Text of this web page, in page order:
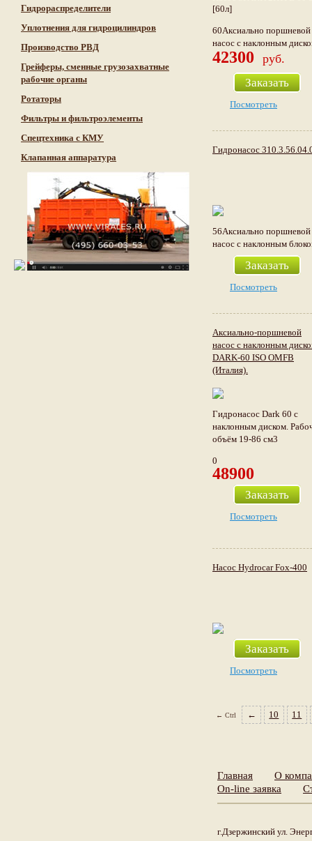
Гидрораспределители
Уплотнения для гидроцилиндров
Производство РВД
Грейферы, сменные грузозахватные
рабочие органы
Ротаторы
Фильтры и фильтроэлементы
Cпецтехника с КМУ
Клапанная аппаратура
[60л]
60Аксиально поршневой
насос с наклонным
42300 руб.
Заказать
Посмотреть
Гидронасос
56Аксиально поршневой
насос с наклонным
Заказать
Посмотреть
Аксиально-поршневой
насос с наклонным
DARK-60 ISO OMFB
(Италия).
Гидронасос Dark 60 с
наклонным диском.
объём 19-86 см3
0
48900
Заказать
Посмотреть
Насос Hydrocar Fox-400
Заказать
Посмотреть
← Ctrl ← 10 11
Главная
О
On-line заявка
г.Дзержинский ул.